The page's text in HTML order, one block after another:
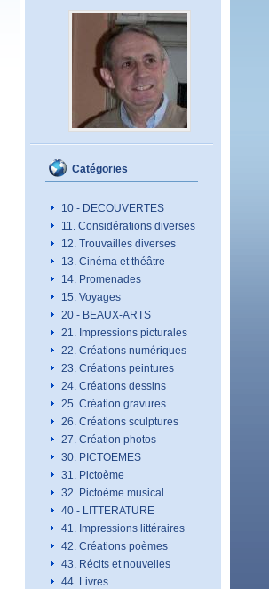
Catégories
10 - DECOUVERTES
11. Considérations diverses
12. Trouvailles diverses
13. Cinéma et théâtre
14. Promenades
15. Voyages
20 - BEAUX-ARTS
21. Impressions picturales
22. Créations numériques
23. Créations peintures
24. Créations dessins
25. Création gravures
26. Créations sculptures
27. Création photos
30. PICTOEMES
31. Pictoème
32. Pictoème musical
40 - LITTERATURE
41. Impressions littéraires
42. Créations poèmes
43. Récits et nouvelles
44. Livres